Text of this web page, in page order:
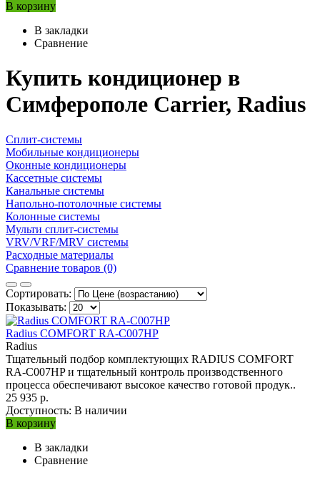
В корзину
В закладки
Сравнение
Купить кондиционер в
Симферополе Carrier, Radius
Сплит-системы
Мобильные кондиционеры
Оконные кондиционеры
Кассетные системы
Канальные системы
Напольно-потолочные системы
Колонные системы
Мульти сплит-системы
VRV/VRF/MRV системы
Расходные материалы
Сравнение товаров (0)
Сортировать:
Показывать:
Radius COMFORT RA-C007HP
Radius
Тщательный подбор комплектующих RADIUS COMFORT
RA-C007HP и тщательный контроль производственного
процесса обеспечивают высокое качество готовой продук..
25 935 р.
Доступность: В наличии
В корзину
В закладки
Сравнение